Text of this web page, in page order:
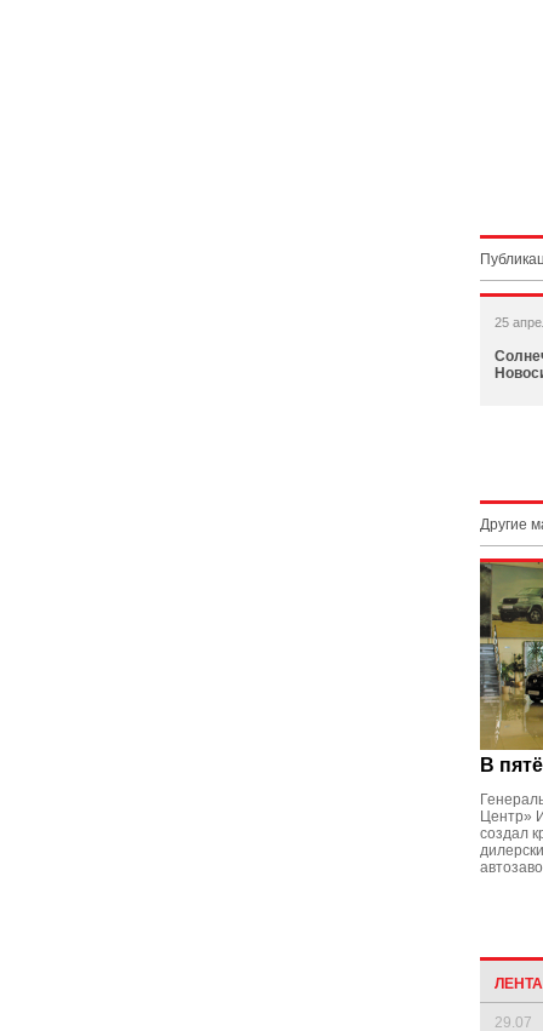
25
Другие
В
Центр»
создал
29.07